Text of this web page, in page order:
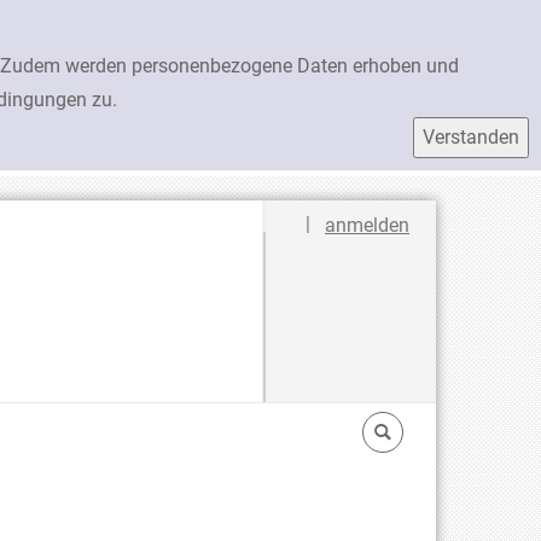
werden personenbezogene Daten erhoben und
zu.
Sprache auswählen
| anmelden